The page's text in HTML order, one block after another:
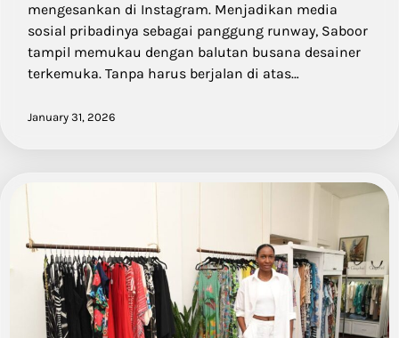
mengesankan di Instagram. Menjadikan media
sosial pribadinya sebagai panggung runway, Saboor
tampil memukau dengan balutan busana desainer
terkemuka. Tanpa harus berjalan di atas…
January 31, 2026